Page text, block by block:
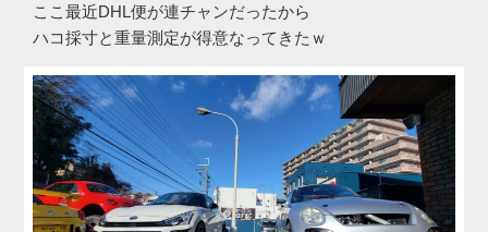
ここ最近DHL便が連チャンだったから
ハコ採寸と重量測定が得意なってきたｗ